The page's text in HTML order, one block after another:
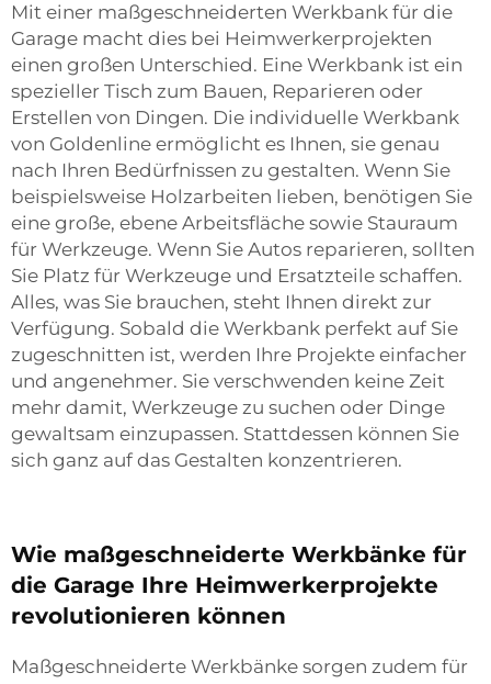
Mit einer maßgeschneiderten Werkbank für die
Garage macht dies bei Heimwerkerprojekten
einen großen Unterschied. Eine Werkbank ist ein
spezieller Tisch zum Bauen, Reparieren oder
Erstellen von Dingen. Die individuelle Werkbank
von Goldenline ermöglicht es Ihnen, sie genau
nach Ihren Bedürfnissen zu gestalten. Wenn Sie
beispielsweise Holzarbeiten lieben, benötigen Sie
eine große, ebene Arbeitsfläche sowie Stauraum
für Werkzeuge. Wenn Sie Autos reparieren, sollten
Sie Platz für Werkzeuge und Ersatzteile schaffen.
Alles, was Sie brauchen, steht Ihnen direkt zur
Verfügung. Sobald die Werkbank perfekt auf Sie
zugeschnitten ist, werden Ihre Projekte einfacher
und angenehmer. Sie verschwenden keine Zeit
mehr damit, Werkzeuge zu suchen oder Dinge
gewaltsam einzupassen. Stattdessen können Sie
sich ganz auf das Gestalten konzentrieren.
Wie maßgeschneiderte Werkbänke für
die Garage Ihre Heimwerkerprojekte
revolutionieren können
Maßgeschneiderte Werkbänke sorgen zudem für